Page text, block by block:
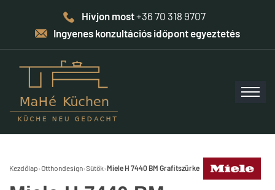
Hívjon most+36 70 318 9707
Ingyenes konzultációs időpont egyeztetés
Kezdőlap›Otthondesign›Sütők›Miele H 7440 BM Grafitszürke